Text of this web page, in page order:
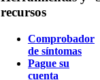
recursos
Comprobador
de síntomas
Pague su
cuenta